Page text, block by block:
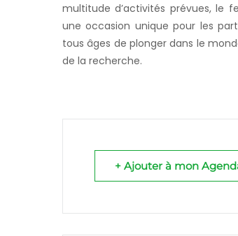
multitude d’activités prévues, le
une occasion unique pour les
tous âges de plonger dans le
de la recherche.
+ Ajouter à mon